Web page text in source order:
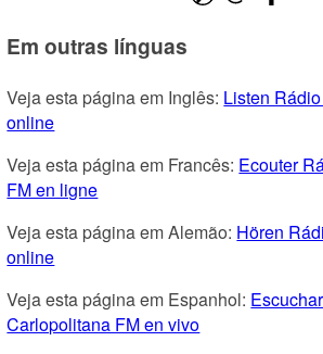
Em outras línguas
Veja esta página em Inglês: Listen
online
Veja esta página em Francês: Ecouter
FM en ligne
Veja esta página em Alemão: Hören
online
Veja esta página em Espanhol:
Carlopolitana FM en vivo